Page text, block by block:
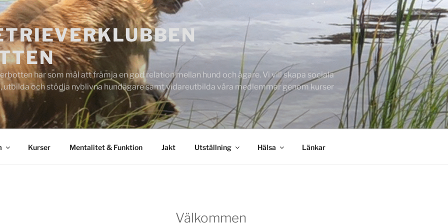
har som mål att främja en god relation mellan hund och ägare. Vi vill skapa sociala
och stödja nyblivna hundägare samt vidareutbilda våra medlemmar genom kurser
Kurser Mentalitet & Funktion Jakt Utställning Hälsa Länkar
Välkommen